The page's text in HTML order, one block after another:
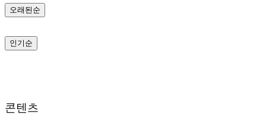
오래된순
인기순
콘텐츠